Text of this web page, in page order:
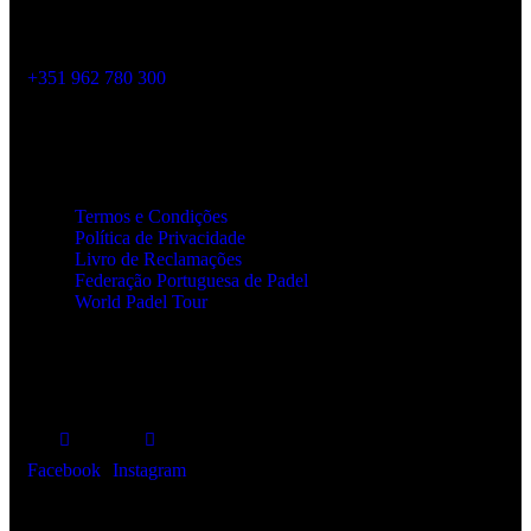
+351 962 780 300
Termos e Condições
Política de Privacidade
Livro de Reclamações
Federação Portuguesa de Padel
World Padel Tour
Facebook Instagram